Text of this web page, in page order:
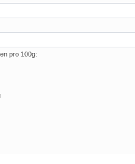
pro 100g: